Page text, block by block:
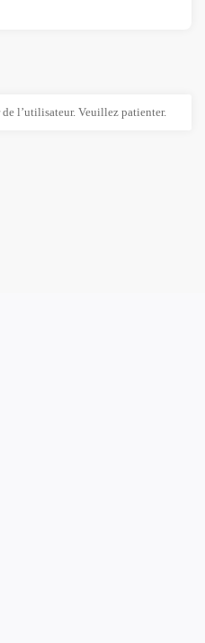
l’utilisateur. Veuillez patienter.